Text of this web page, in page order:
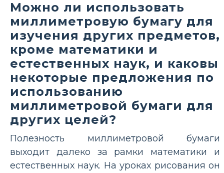
Можно ли использовать
миллиметровую бумагу для
изучения других предметов,
кроме математики и
естественных наук, и каковы
некоторые предложения по
использованию
миллиметровой бумаги для
других целей?
Полезность миллиметровой бумаги
выходит далеко за рамки математики и
естественных наук. На уроках рисования он